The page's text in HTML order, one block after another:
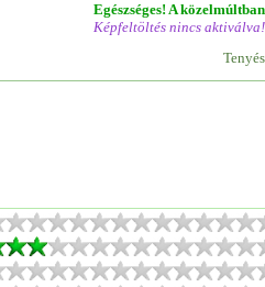
Egészséges! A
Képfeltöltés nincs aktiválva!